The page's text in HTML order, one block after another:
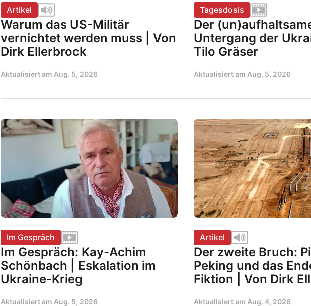
Artikel
Warum das US-Militär
vernichtet werden muss | Von
Dirk Ellerbrock
Aktualisiert am Aug. 5, 2026
Tagesdosis
Der
Untergang der
Tilo Gräser
Aktualisiert am Aug. 5, 2026
Im Gespräch
Im Gespräch: Kay-Achim
Schönbach | Eskalation im
Ukraine-Krieg
Aktualisiert am Aug. 5, 2026
Artikel
Der zweite Bruch:
Peking und das
Fiktion | Von Dirk
Aktualisiert am Aug. 4, 2026